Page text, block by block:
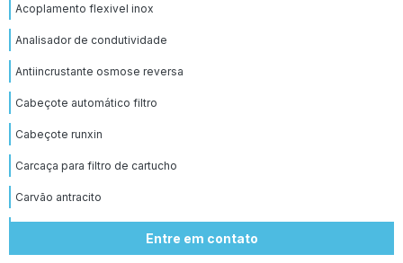
Acoplamento flexivel inox
Analisador de condutividade
Antiincrustante osmose reversa
Cabeçote automático filtro
Cabeçote runxin
Carcaça para filtro de cartucho
Carvão antracito
Entre em contato